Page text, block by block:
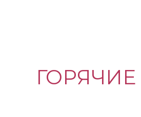
ГОРЯЧИЕ